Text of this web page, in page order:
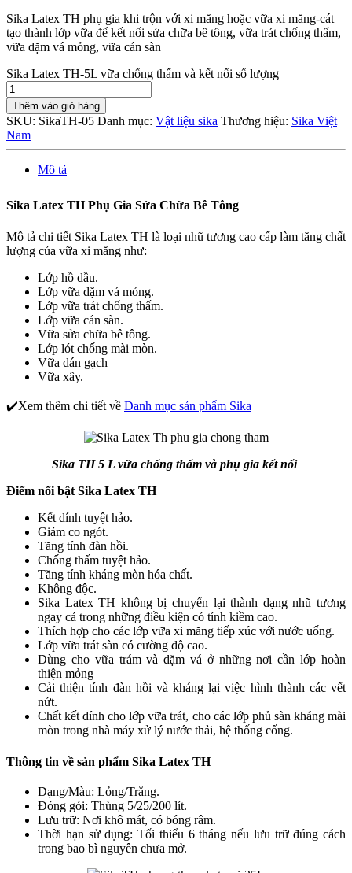
Sika Latex TH phụ gia khi trộn với xi măng hoặc vữa xi măng-cát
tạo thành lớp vữa để kết nối sửa chữa bê tông, vữa trát chống thấm,
vữa dặm vá mỏng, vữa cán sàn
Sika Latex TH-5L vữa chống thấm và kết nối số lượng
Thêm vào giỏ hàng
SKU: SikaTH-05 Danh mục: Vật liệu sika Thương hiệu: Sika Việt
Nam
Mô tả
Sika Latex TH Phụ Gia Sửa Chữa Bê Tông
Mô tả chi tiết Sika Latex TH là loại nhũ tương cao cấp làm tăng chất
lượng của vữa xi măng như:
Lớp hồ dầu.
Lớp vữa dặm vá mỏng.
Lớp vữa trát chống thấm.
Lớp vữa cán sàn.
Vữa sửa chữa bê tông.
Lớp lót chống mài mòn.
Vữa dán gạch
Vữa xây.
✔️Xem thêm chi tiết về Danh mục sản phẩm Sika
Sika TH 5 L vữa chống thấm và phụ gia kết nối
Điểm nổi bật Sika Latex TH
Kết dính tuyệt hảo.
Giảm co ngót.
Tăng tính đàn hồi.
Chống thấm tuyệt hảo.
Tăng tính kháng mòn hóa chất.
Không độc.
Sika Latex TH không bị chuyển lại thành dạng nhũ tương
ngay cả trong những điều kiện có tính kiềm cao.
Thích hợp cho các lớp vữa xi măng tiếp xúc với nước uống.
Lớp vữa trát sàn có cường độ cao.
Dùng cho vữa trám và dặm vá ở những nơi cần lớp hoàn
thiện mỏng
Cải thiện tính đàn hồi và kháng lại việc hình thành các vết
nứt.
Chất kết dính cho lớp vữa trát, cho các lớp phủ sàn kháng mài
mòn trong nhà máy xử lý nước thải, hệ thống cống.
Thông tin về sản phẩm Sika Latex TH
Dạng/Màu: Lỏng/Trắng.
Đóng gói: Thùng 5/25/200 lít.
Lưu trữ: Nơi khô mát, có bóng râm.
Thời hạn sử dụng: Tối thiểu 6 tháng nếu lưu trữ đúng cách
trong bao bì nguyên chưa mở.